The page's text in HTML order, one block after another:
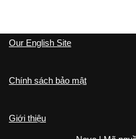
Our English Site
Chính sách bảo mật
Giới thiệu